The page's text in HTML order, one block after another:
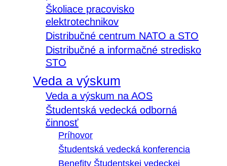
Školiace pracovisko
elektrotechnikov
Distribučné centrum NATO a STO
Distribučné a informačné stredisko
STO
Veda a výskum
Veda a výskum na AOS
Študentská vedecká odborná
činnosť
Príhovor
Študentská vedecká konferencia
Benefity Študentskej vedeckej